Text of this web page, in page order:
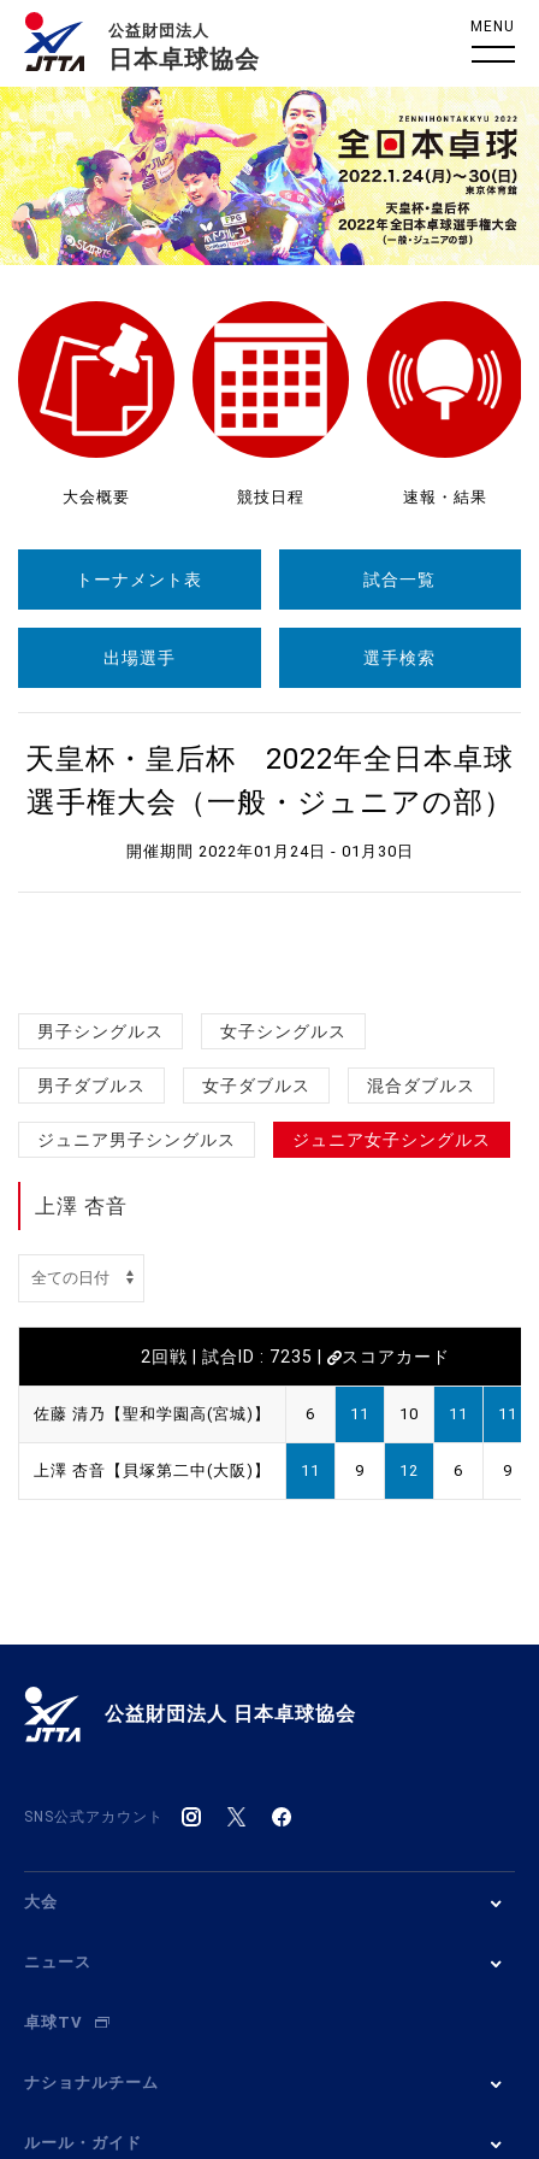
公益財団法人
日本卓球協会
MENU
大会概要 競技日程 速報・結果
トーナメント表 試合一覧
出場選手 選手検索
天皇杯・皇后杯 2022年全日本卓球
選手権大会（一般・ジュニアの部）
開催期間 2022年01月24日 - 01月30日
男子シングルス 女子シングルス
男子ダブルス 女子ダブルス 混合ダブルス
ジュニア男子シングルス ジュニア女子シングルス
上澤 杏音
2回戦 | 試合ID : 7235 | スコアカード
佐藤 清乃【聖和学園高(宮城)】 6 11 10 11 11
上澤 杏音【貝塚第二中(大阪)】 11 9 12 6 9
公益財団法人 日本卓球協会
SNS公式アカウント
大会
ニュース
卓球TV
ナショナルチーム
ルール・ガイド